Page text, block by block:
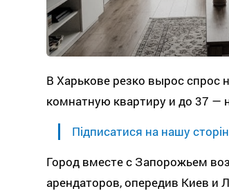
В Харькове резко вырос спрос
комнатную квартиру и до 37 —
Підписатися на нашу
Город вместе с Запорожьем
арендаторов, опередив Киев и